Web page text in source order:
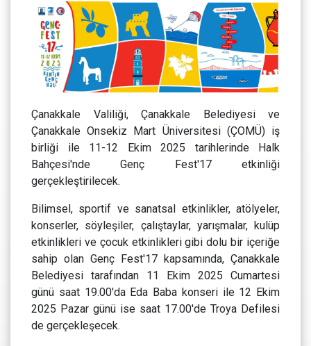
Çanakkale Valiliği, Çanakkale Belediyesi ve
Çanakkale Onsekiz Mart Üniversitesi (ÇOMÜ) iş
birliği ile 11-12 Ekim 2025 tarihlerinde Halk
Bahçesi'nde Genç Fest'17 etkinliği
gerçekleştirilecek.
Bilimsel, sportif ve sanatsal etkinlikler, atölyeler,
konserler, söyleşiler, çalıştaylar, yarışmalar, kulüp
etkinlikleri ve çocuk etkinlikleri gibi dolu bir içeriğe
sahip olan Genç Fest'17 kapsamında, Çanakkale
Belediyesi tarafından 11 Ekim 2025 Cumartesi
günü saat 19.00'da Eda Baba konseri ile 12 Ekim
2025 Pazar günü ise saat 17.00'de Troya Defilesi
de gerçekleşecek.